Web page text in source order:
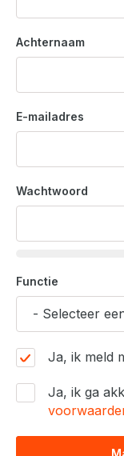
g
i
n
Achternaam
E-mailadres
Wachtwoord
Functie
Ja, ik meld
Ja, ik ga